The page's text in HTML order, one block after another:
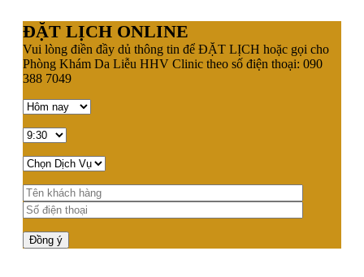
ĐẶT LỊCH ONLINE
Vui lòng điền đầy dủ thông tin để ĐẶT LỊCH hoặc gọi cho
Phòng Khám Da Liễu HHV Clinic theo số điện thoại: 090
388 7049